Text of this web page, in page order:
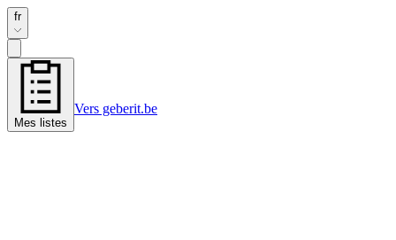
fr
Mes listes
Vers geberit.be